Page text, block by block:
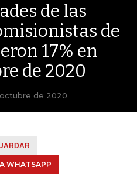
de las
de
17% en
de 2020
de 2020
WHATSAPP